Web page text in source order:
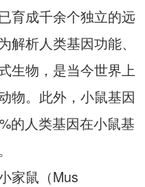
育成千余个独立的远
析人类基因功能、
生物，是当今世界上
物。此外，小鼠基因
的人类基因在小鼠基
家鼠（Mus